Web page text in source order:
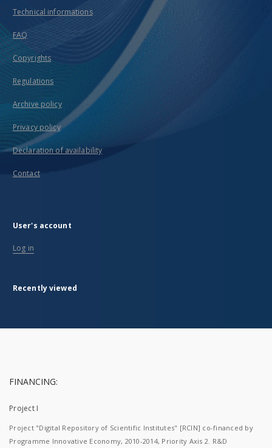
Technical informations
FAQ
Copyrights
Regulations
Archive policy
Privacy policy
Declaration of availability
Contact
User's account
Log in
Recently viewed
FINANCING:
Project I
Project "Digital Repository of Scientific Institutes" [RCIN] co-financed by
Programme Innovative Economy, 2010-2014, Priority Axis 2. R&D